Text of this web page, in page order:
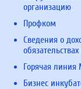
организацию
Профком
Сведения о
Горячая
Бизнес